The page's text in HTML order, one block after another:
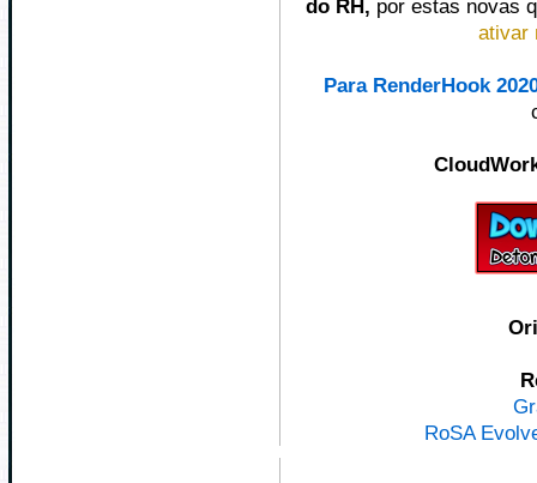
do RH, por estas novas
ativar
Para RenderHook
RoSA